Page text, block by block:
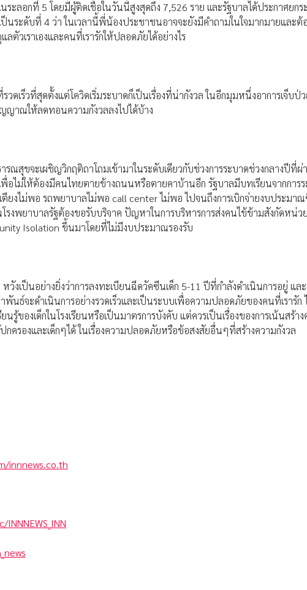
ระลอกที่ 5 โดยมีผู้ติดเชื้อในวันนี้สูงสุดถึง 7,526 ราย เเละรัฐบาลได้ประกาศยกร
นระดับที่ 4 ว่า ในเวลานี้พี่น้องประชาชนอาจจะยังมีคำถามในใจมากมายและต้
ลตัวเราเองและคนที่เรารักให้ปลอดภัยได้อย่างไร
ดเร็วที่สุดตั้งแต่โควิดเริ่มระบาดก็เป็นเรื่องที่น่ากังวล ในอีกมุมหนึ่งอาการเจ็บป่
ญาณให้ลดทอนความกังวลลงไปได้บ้าง
ณสุขจะเผชิญวิกฤติถาโถมเข้ามาในระดับเดียวกับช่วงการระบาดช่วงกลางปีที่ผ่
อไม่ให้ต้องมีคนไทยตายข้างถนนหรือตายคาบ้านอีก รัฐบาลมีบทเรียนจากการ
ตียงไม่พอ รถพยาบาลไม่พอ call center ไม่พอ ไปจนถึงการเบิกจ่ายงบประมา
รงพยาบาลรัฐต้องขอรับบริจาค ปัญหาในการบริหารการส่งคนไข้ข้ามสังกัดหน่ว
Isolation ขึ้นมาโดยที่ไม่มีงบประมาณรองรับ
หวังเป็นอย่างยิ่งว่าการลงทะเบียนฉีดวัคซีนเด็ก 5-11 ปีที่กำลังดำเนินการอยู่ และ
นธ์จะดำเนินการอย่างรวดเร็วและเป็นระบบเพื่อความปลอดภัยของคนที่เรารัก
ยนรู้ของเด็กในโรงเรียนหรือเป็นมาตรการบังคับ แต่ควรเป็นเรื่องของการเน้นสร้า
กครองและเด็กๆได้ ในเรื่องความปลอดภัยหรือข้อสงสัยอื่นๆที่สร้างความกังวล
innnews.co.th